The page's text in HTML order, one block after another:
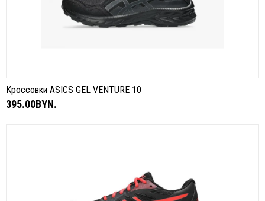
Кроссовки ASICS GEL VENTURE 10
395.00BYN.